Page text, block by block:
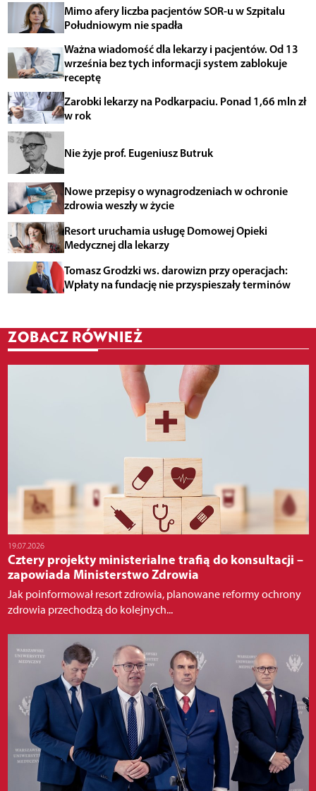
Mimo afery liczba pacjentów SOR-u w Szpitalu
Południowym nie spadła
Ważna wiadomość dla lekarzy i pacjentów. Od 13
września bez tych informacji system zablokuje
receptę
Zarobki lekarzy na Podkarpaciu. Ponad 1,66 mln zł
w rok
Nie żyje prof. Eugeniusz Butruk
Nowe przepisy o wynagrodzeniach w ochronie
zdrowia weszły w życie
Resort uruchamia usługę Domowej Opieki
Medycznej dla lekarzy
Tomasz Grodzki ws. darowizn przy operacjach:
Wpłaty na fundację nie przyspieszały terminów
ZOBACZ RÓWNIEŻ
19.07.2026
Cztery projekty ministerialne trafią do konsultacji –
zapowiada Ministerstwo Zdrowia
Jak poinformował resort zdrowia, planowane reformy ochrony
zdrowia przechodzą do kolejnych...